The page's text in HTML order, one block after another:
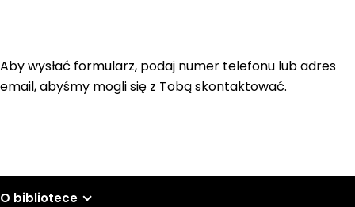
Aby wysłać formularz, podaj numer telefonu lub adres
email, abyśmy mogli się z Tobą skontaktować.
O bibliotece